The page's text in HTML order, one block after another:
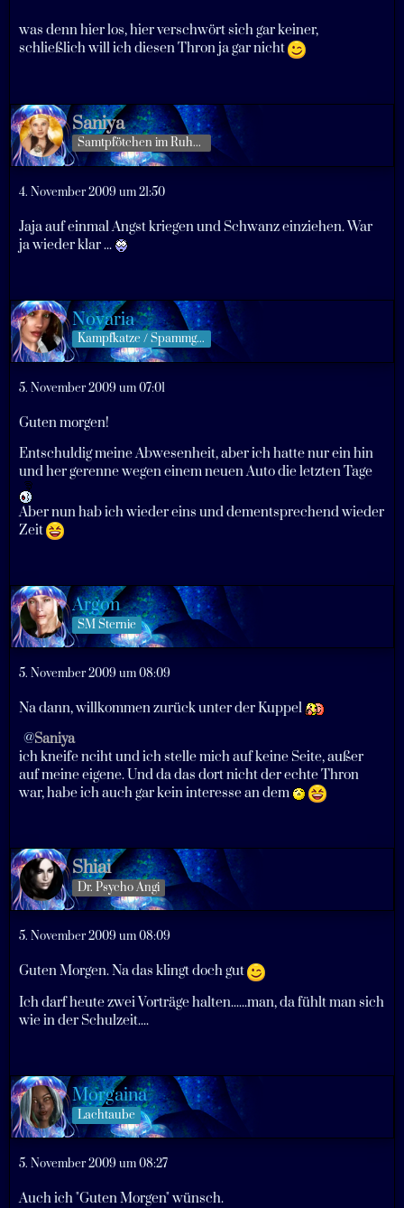
was denn hier los, hier verschwört sich gar keiner,
schließlich will ich diesen Thron ja gar nicht
Saniya
Samtpfötchen im Ruhestand
4. November 2009 um 21:50
Jaja auf einmal Angst kriegen und Schwanz einziehen. War
ja wieder klar ...
Novaria
Kampfkatze / Spammgöttin
5. November 2009 um 07:01
Guten morgen!
Entschuldig meine Abwesenheit, aber ich hatte nur ein hin
und her gerenne wegen einem neuen Auto die letzten Tage
Aber nun hab ich wieder eins und dementsprechend wieder
Zeit
Argon
SM Sternie
5. November 2009 um 08:09
Na dann, willkommen zurück unter der Kuppel
Saniya
ich kneife nciht und ich stelle mich auf keine Seite, außer
auf meine eigene. Und da das dort nicht der echte Thron
war, habe ich auch gar kein interesse an dem
Shiai
Dr. Psycho Angi
5. November 2009 um 08:09
Guten Morgen. Na das klingt doch gut
Ich darf heute zwei Vorträge halten......man, da fühlt man sich
wie in der Schulzeit....
Morgaina
Lachtaube
5. November 2009 um 08:27
Auch ich "Guten Morgen" wünsch.